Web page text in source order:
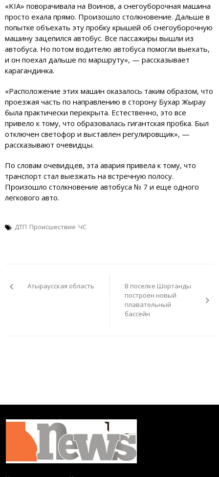
«KIA» поворачивала на Воинов, а снегоуборочная машина
просто ехала прямо. Произошло столкновение. Дальше в
попытке объехать эту пробку крышей об снегоуборочную
машину зацепился автобус. Все пассажиры вышли из
автобуса. Но потом водителю автобуса помогли выехать,
и он поехал дальше по маршруту», — рассказывает
карагандинка.
«Расположение этих машин оказалось таким образом, что
проезжая часть по направлению в сторону Бухар Жырау
была практически перекрыта. Естественно, это все
привело к тому, что образовалась гигантская пробка. Был
отключен светофор и выставлен регулировщик», —
рассказывают очевидцы.
По словам очевидцев, эта авария привела к тому, что
транспорт стал выезжать на встречную полосу.
Произошло столкновение автобуса № 7 и еще одного
легкового авто.
ДТП Происшествие ЧС
записямАтыраусская область
В поселке Шортанды
построен новый
плавательный
бассейн